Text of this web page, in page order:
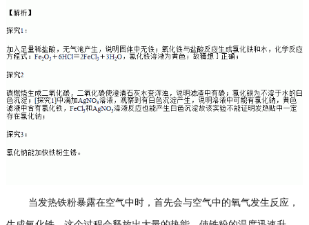
当发热铁粉暴露在空气中时，首先会与空气中的氧气发生反应，